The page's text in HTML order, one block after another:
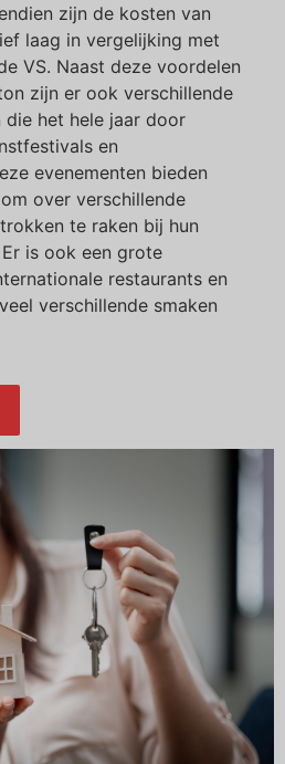
zijn de kosten van
laag in vergelijking met
VS. Naast deze voordelen
zijn er ook verschillende
die het hele jaar door
en
evenementen bieden
over verschillende
te raken bij hun
is ook een grote
restaurants en
verschillende smaken